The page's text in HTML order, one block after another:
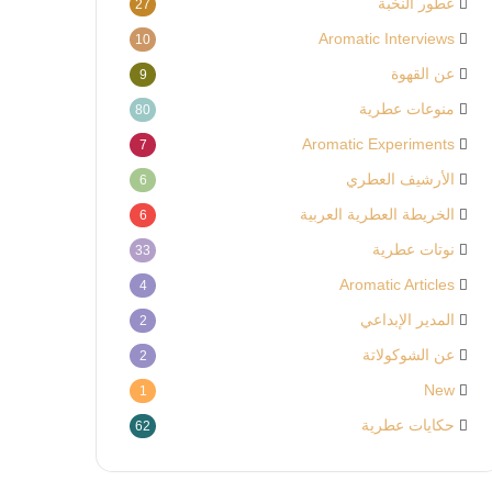
عطور النخبة 27
Aromatic Interviews
10
عن القهوة 9
منوعات عطرية 80
Aromatic Experiments
7
الأرشيف العطري 6
الخريطة العطرية العربية 6
نوتات عطرية 33
Aromatic Articles
4
المدير الإبداعي 2
عن الشوكولاتة 2
New
1
حكايات عطرية 62